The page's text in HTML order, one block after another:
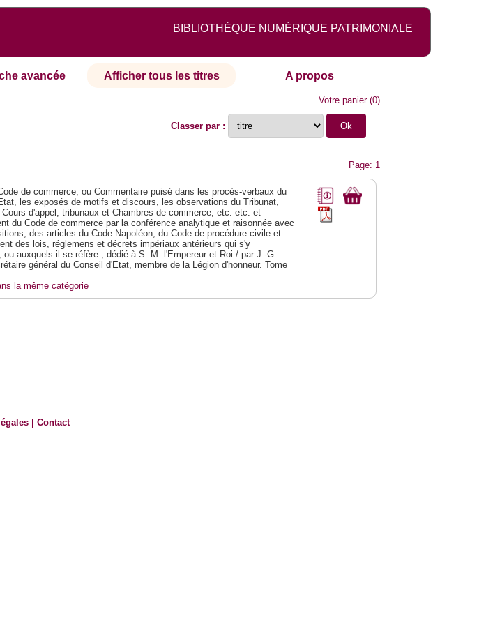
BIBLIOTHÈQUE NUMÉRIQUE PATRIMONIALE
avancée Afficher tous les titres A propos
Votre panier(0)
Classer par :
Page: 1
de commerce, ou Commentaire puisé dans les procès-verbaux du
les exposés de motifs et discours, les observations du Tribunat,
d'appel, tribunaux et Chambres de commerce, etc. etc. et
du Code de commerce par la conférence analytique et raisonnée avec
des articles du Code Napoléon, du Code de procédure civile et
des lois, réglemens et décrets impériaux antérieurs qui s'y
ou auxquels il se réfère ; dédié à S. M. l'Empereur et Roi / par J.-G.
général du Conseil d'Etat, membre de la Légion d'honneur. Tome
la même catégorie
|Contact